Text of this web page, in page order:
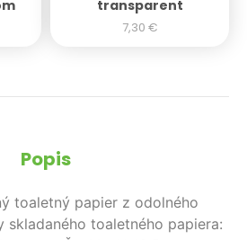
transparent
7,30 €
Popis
toaletný papier z odolného
skladaného toaletného papiera: